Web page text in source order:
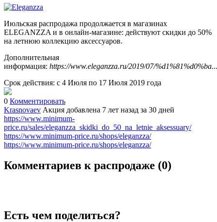
Июльская распродажа продолжается в магазинах
ELEGANZZA и в онлайн-магазине: действуют скидки до 50%
на летнюю коллекцию аксессуаров.
Дополнительная
информация: https://www.eleganzza.ru/2019/07/%d1%81%d0%ba...
Срок действия: с 4 Июля по 17 Июля 2019 года
0 Комментировать
Krasnovaev Акция добавлена 7 лет назад за 30 дней
https://www.minimum-
price.ru/sales/eleganzza_skidki_do_50_na_letnie_aksessuary/
https://www.minimum-price.ru/shops/eleganzza/
https://www.minimum-price.ru/shops/eleganzza/
Комментариев к распродаже (0)
Есть чем поделиться?